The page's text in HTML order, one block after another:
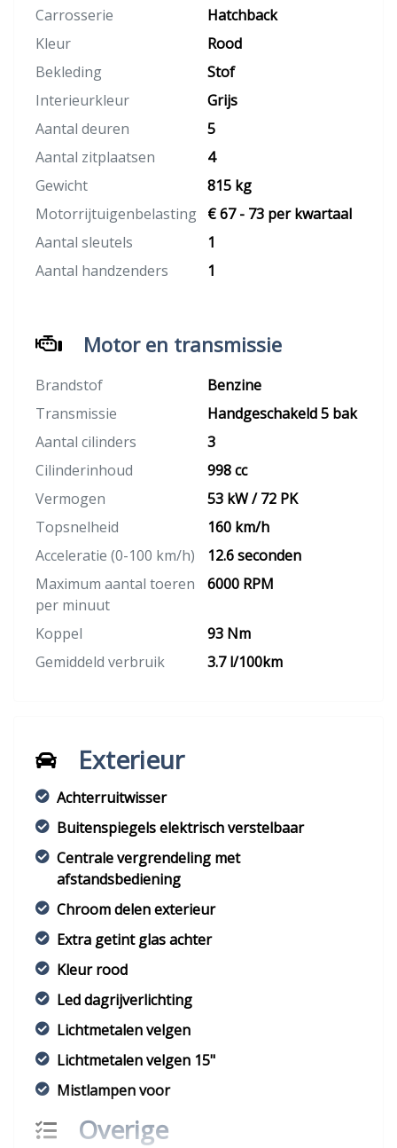
Carrosserie
Hatchback
Kleur
Rood
Bekleding
Stof
Interieurkleur
Grijs
Aantal deuren
5
Aantal zitplaatsen
4
Gewicht
815 kg
Motorrijtuigenbelasting € 67 - 73 per kwartaal
Aantal sleutels
1
Aantal handzenders
1
Motor en transmissie
Brandstof
Benzine
Transmissie
Handgeschakeld 5 bak
Aantal cilinders
3
Cilinderinhoud
998 cc
Vermogen
53 kW / 72 PK
Topsnelheid
160 km/h
Acceleratie (0-100 km/h)
12.6 seconden
Maximum aantal toeren
per minuut
6000 RPM
Koppel
93 Nm
Gemiddeld verbruik
3.7 l/100km
Exterieur
Achterruitwisser
Buitenspiegels elektrisch verstelbaar
Centrale vergrendeling met
afstandsbediening
Chroom delen exterieur
Extra getint glas achter
Kleur rood
Led dagrijverlichting
Lichtmetalen velgen
Lichtmetalen velgen 15"
Mistlampen voor
Overige